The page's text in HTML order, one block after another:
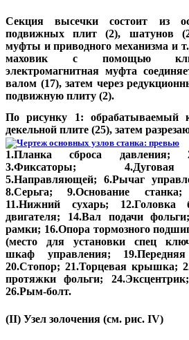
Секция высечки состоит из
подвижных плит (2), шатунов
муфты и приводного механизма и
маховик с помощью
электромагнитная муфта
валом (17), затем через
подвижную плиту (2).
По рисунку 1: обрабатываемый
декельной плите (25), затем
1.Планка сброса давления;
3.Фиксаторы;
5.Направляющей; 6.Рычаг
8.Серьга; 9.Основание
11.Нижний сухарь; 12.Головка
двигателя; 14.Вал подачи
рамки; 16.Опора тормозного
(место для установки спец
шкаф управления; 19.Передняя
20.Стопор; 21.Торцевая крышка;
протяжки фольги;
26.Рым-болт.
(II) Узел золочения (см. рис. IV)